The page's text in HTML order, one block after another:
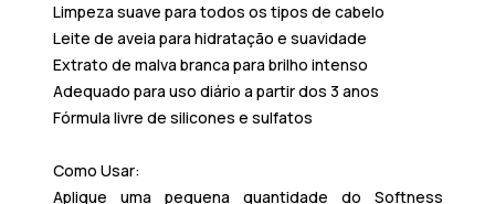
Limpeza suave para todos os tipos de cabelo
Leite de aveia para hidratação e suavidade
Extrato de malva branca para brilho intenso
Adequado para uso diário a partir dos 3 anos
Fórmula livre de silicones e sulfatos​
Como Usar:
Aplique uma pequena quantidade do Softness